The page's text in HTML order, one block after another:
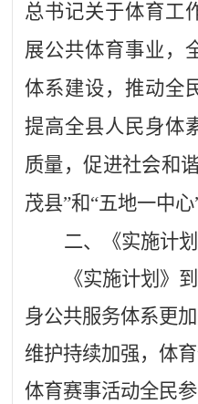
总书记关于体育工
展公共体育事业，
体系建设，推动全
提高全县人民身体
质量，促进社会和
茂县”和“五地一中心
二、
《实施计
《实施计划》
身公共服务体系更
维护持续加强，体
体育赛事活动全民